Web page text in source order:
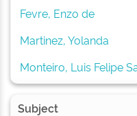
Fevre, Enzo de
Martinez, Yolanda
Monteiro, Luis Felipe
Subject